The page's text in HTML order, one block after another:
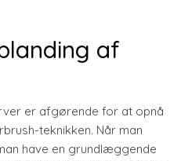
af
er afgørende for at opnå
teknikken. Når man
have en grundlæggende